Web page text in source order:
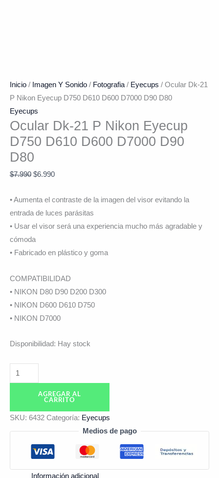
Inicio / Imagen Y Sonido / Fotografia/ Eyecups / Ocular Dk-21
P Nikon Eyecup D750 D610 D600 D7000 D90 D80
Eyecups
Ocular Dk-21 P Nikon Eyecup
D750 D610 D600 D7000 D90
D80
$7.990 $6.990
• Aumenta el contraste de la imagen del visor evitando la
entrada de luces parásitas
• Usar el visor será una experiencia mucho más agradable y
cómoda
• Fabricado en plástico y goma
COMPATIBILIDAD
• NIKON D80 D90 D200 D300
• NIKON D600 D610 D750
• NIKON D7000
Disponibilidad: Hay stock
AGREGAR AL
CARRITO
SKU: 6432 Categoría: Eyecups
Medios de pago
Información adicional